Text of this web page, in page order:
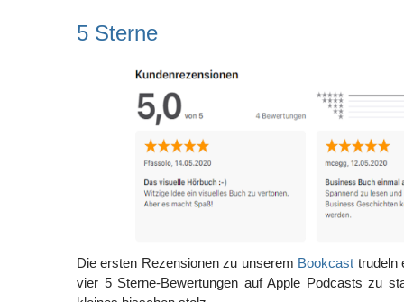
5 Sterne
Die ersten Rezensionen zu unserem Bookcast trudeln
vier 5 Sterne-Bewertungen auf Apple Podcasts zu